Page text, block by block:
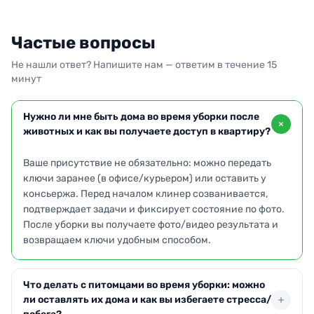
Частые вопросы
Не нашли ответ? Напишите нам — ответим в течение 15
минут
Нужно ли мне быть дома во время уборки после
животных и как вы получаете доступ в квартиру?
Ваше присутствие не обязательно: можно передать
ключи заранее (в офисе/курьером) или оставить у
консьержа. Перед началом клинер созванивается,
подтверждает задачи и фиксирует состояние по фото.
После уборки вы получаете фото/видео результата и
возвращаем ключи удобным способом.
Что делать с питомцами во время уборки: можно
ли оставлять их дома и как вы избегаете стресса/